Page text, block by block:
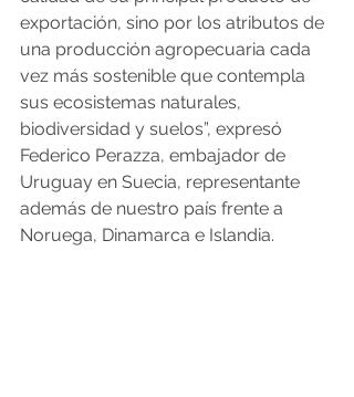
exportación, sino por los atributos de
una producción agropecuaria cada
vez más sostenible que contempla
sus ecosistemas naturales,
biodiversidad y suelos”, expresó
Federico Perazza, embajador de
Uruguay en Suecia, representante
además de nuestro país frente a
Noruega, Dinamarca e Islandia.